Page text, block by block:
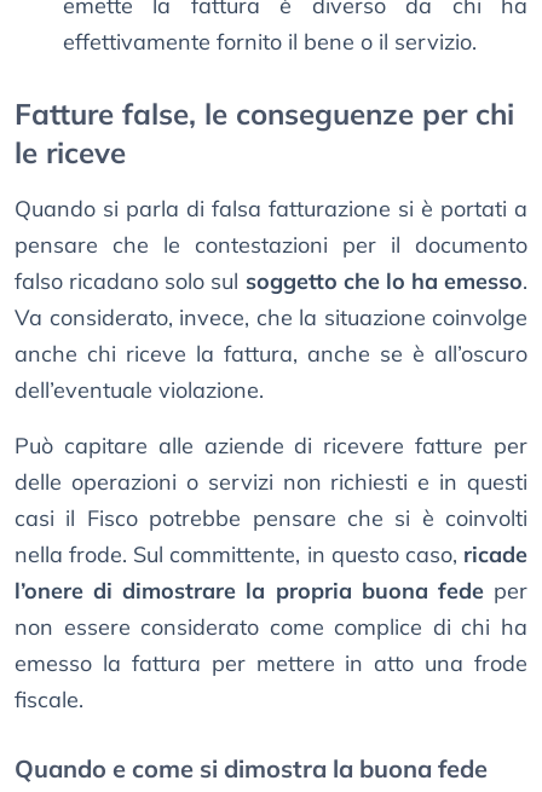
emette la fattura è diverso da chi ha
effettivamente fornito il bene o il servizio.
Fatture false, le conseguenze per chi
le riceve
Quando si parla di falsa fatturazione si è portati a
pensare che le contestazioni per il documento
falso ricadano solo sul soggetto che lo ha emesso.
Va considerato, invece, che la situazione coinvolge
anche chi riceve la fattura, anche se è all’oscuro
dell’eventuale violazione.
Può capitare alle aziende di ricevere fatture per
delle operazioni o servizi non richiesti e in questi
casi il Fisco potrebbe pensare che si è coinvolti
nella frode. Sul committente, in questo caso, ricade
l’onere di dimostrare la propria buona fedeper
non essere considerato come complice di chi ha
emesso la fattura per mettere in atto una frode
fiscale.
Quando e come si dimostra la buona fede